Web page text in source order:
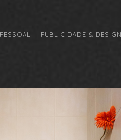
PESSOAL PUBLICIDADE & DESIGN